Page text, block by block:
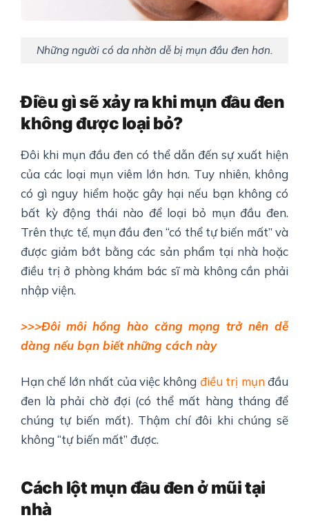
Những người có da nhờn dễ bị mụn đầu đen hơn.
Điều gì sẽ xảy ra khi mụn đầu đen
không được loại bỏ?
Đôi khi mụn đầu đen có thể dẫn đến sự xuất hiện
của các loại mụn viêm lớn hơn. Tuy nhiên, không
có gì nguy hiểm hoặc gây hại nếu bạn không có
bất kỳ động thái nào để loại bỏ mụn đầu đen.
Trên thực tế, mụn đầu đen “có thể tự biến mất” và
được giảm bớt bằng các sản phẩm tại nhà hoặc
điều trị ở phòng khám bác sĩ mà không cần phải
nhập viện.
>>>Đôi môi hồng hào căng mọng trở nên dễ
dàng nếu bạn biết những cách này
Hạn chế lớn nhất của việc không điều trị mụnđầu
đen là phải chờ đợi (có thể mất hàng tháng để
chúng tự biến mất). Thậm chí đôi khi chúng sẽ
không “tự biến mất” được.
Cách lột mụn đầu đen ở mũi tại
nhà